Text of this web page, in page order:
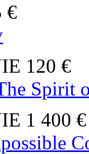
€
120 €
Spirit
1 400 €